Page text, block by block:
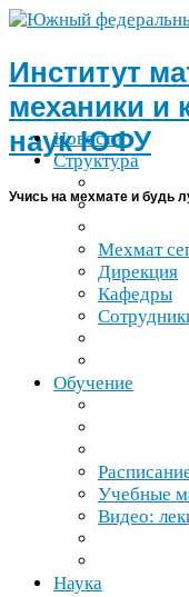
Институт
механики и
наукЮФУ
Учись на мехмате и будь
Новости
Структура
Мехмат
Дирекция
Кафедры
Обучение
Учебные
Видео:
Наука